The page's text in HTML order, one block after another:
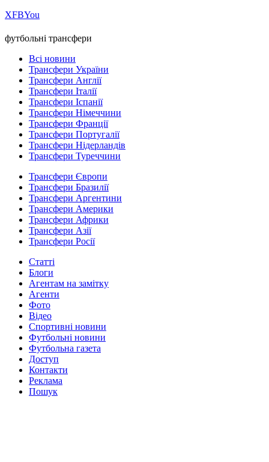
ХFBYou
футбольні трансфери
Всі новини
Трансфери України
Трансфери Англії
Трансфери Італії
Трансфери Іспанії
Трансфери Німеччини
Трансфери Франції
Трансфери Португалії
Трансфери Нідерландів
Трансфери Туреччини
Трансфери Європи
Трансфери Бразилії
Трансфери Аргентини
Трансфери Америки
Трансфери Африки
Трансфери Азії
Трансфери Росії
Статті
Блоги
Агентам на замітку
Агенти
Фото
Відео
Спортивні новини
Футбольні новини
Футбольна газета
Доступ
Контакти
Реклама
Пошук